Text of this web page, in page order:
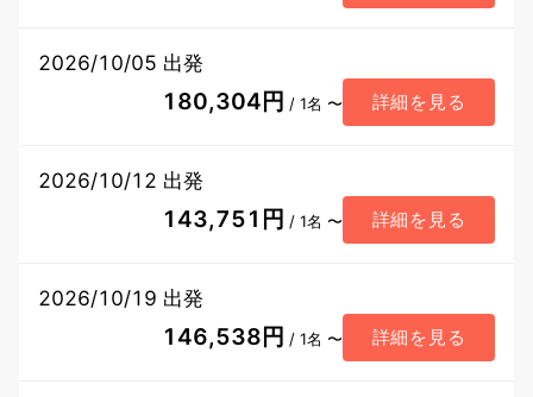
2026/10/05 出発
180,304円 / 1名 〜 詳細を見る
2026/10/12 出発
143,751円 / 1名 〜 詳細を見る
2026/10/19 出発
146,538円 / 1名 〜 詳細を見る